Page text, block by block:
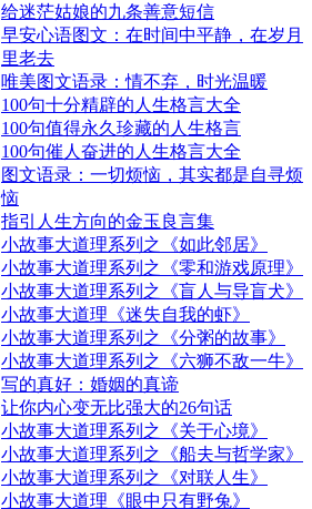
给迷茫姑娘的九条善意短信
早安心语图文：在时间中平静，在岁月
里老去
唯美图文语录：情不弃，时光温暖
100句十分精辟的人生格言大全
100句值得永久珍藏的人生格言
100句催人奋进的人生格言大全
图文语录：一切烦恼，其实都是自寻烦
恼
指引人生方向的金玉良言集
小故事大道理系列之《如此邻居》
小故事大道理系列之《零和游戏原理》
小故事大道理系列之《盲人与导盲犬》
小故事大道理《迷失自我的虾》
小故事大道理系列之《分粥的故事》
小故事大道理系列之《六狮不敌一牛》
写的真好：婚姻的真谛
让你内心变无比强大的26句话
小故事大道理系列之《关于心境》
小故事大道理系列之《船夫与哲学家》
小故事大道理系列之《对联人生》
小故事大道理《眼中只有野兔》